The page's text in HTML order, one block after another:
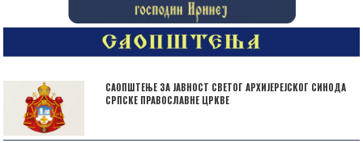
САОПШТЕЊЕ ЗА ЈАВНОСТ СВЕТОГ АРХИЈЕРЕЈСКОГ СИНОДА
СРПСКЕ ПРАВОСЛАВНЕ ЦРКВЕ